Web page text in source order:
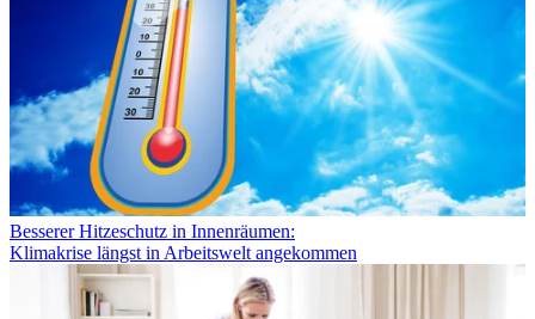
Besserer Hitzeschutz in Innenräumen:
Klimakrise längst in Arbeitswelt angekommen